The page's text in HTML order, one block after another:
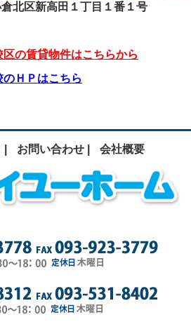
北区新高田１丁目１番１号
の賃貸物件はこちらから
ＨＰはこちら
お問い合わせ | 会社概要